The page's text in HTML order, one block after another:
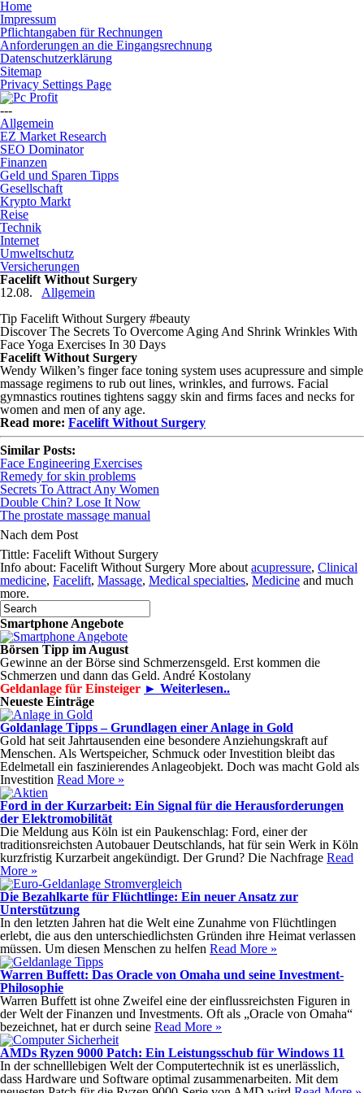
Home
Impressum
Pflichtangaben für Rechnungen
Anforderungen an die Eingangsrechnung
Datenschutzerklärung
Sitemap
Privacy Settings Page
---
Allgemein
EZ Market Research
SEO Dominator
Finanzen
Geld und Sparen Tipps
Gesellschaft
Krypto Markt
Reise
Technik
Internet
Umweltschutz
Versicherungen
Facelift Without Surgery
12.08.
Allgemein
Tip Facelift Without Surgery #beauty
Discover The Secrets To Overcome Aging And Shrink Wrinkles With
Face Yoga Exercises In 30 Days
Facelift Without Surgery
Wendy Wilken’s finger face toning system uses acupressure and simple
massage regimens to rub out lines, wrinkles, and furrows. Facial
gymnastics routines tightens saggy skin and firms faces and necks for
women and men of any age.
Read more: Facelift Without Surgery
Similar Posts:
Face Engineering Exercises
Remedy for skin problems
Secrets To Attract Any Women
Double Chin? Lose It Now
The prostate massage manual
Nach dem Post
Tittle: Facelift Without Surgery
Info about: Facelift Without Surgery More about acupressure, Clinical
medicine, Facelift, Massage, Medical specialties, Medicine and much
more.
Smartphone Angebote
Börsen Tipp im August
Gewinne an der Börse sind Schmerzensgeld. Erst kommen die
Schmerzen und dann das Geld. André Kostolany
Geldanlage für Einsteiger ► Weiterlesen..
Neueste Einträge
Goldanlage Tipps – Grundlagen einer Anlage in Gold
Gold hat seit Jahrtausenden eine besondere Anziehungskraft auf
Menschen. Als Wertspeicher, Schmuck oder Investition bleibt das
Edelmetall ein faszinierendes Anlageobjekt. Doch was macht Gold als
Investition Read More »
Ford in der Kurzarbeit: Ein Signal für die Herausforderungen
der Elektromobilität
Die Meldung aus Köln ist ein Paukenschlag: Ford, einer der
traditionsreichsten Autobauer Deutschlands, hat für sein Werk in Köln
kurzfristig Kurzarbeit angekündigt. Der Grund? Die Nachfrage Read
More »
Die Bezahlkarte für Flüchtlinge: Ein neuer Ansatz zur
Unterstützung
In den letzten Jahren hat die Welt eine Zunahme von Flüchtlingen
erlebt, die aus den unterschiedlichsten Gründen ihre Heimat verlassen
müssen. Um diesen Menschen zu helfen Read More »
Warren Buffett: Das Oracle von Omaha und seine Investment-
Philosophie
Warren Buffett ist ohne Zweifel eine der einflussreichsten Figuren in
der Welt der Finanzen und Investments. Oft als „Oracle von Omaha“
bezeichnet, hat er durch seine Read More »
AMDs Ryzen 9000 Patch: Ein Leistungsschub für Windows 11
In der schnelllebigen Welt der Computertechnik ist es unerlässlich,
dass Hardware und Software optimal zusammenarbeiten. Mit dem